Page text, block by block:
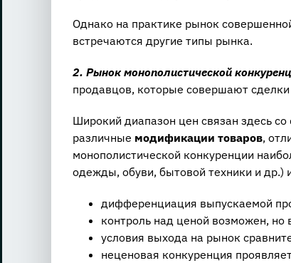
Однако на практике рынок
встречаются другие типы рынка.
2. Рынок монополистической
продавцов, которые совершают
Широкий диапазон цен связан здесь
различные модификации товаров,
монополистической конкуренции
одежды, обуви, бытовой техники и др.)
дифференциация выпускаемой
контроль над ценой возможен, но
условия выхода на рынок
неценовая конкуренция